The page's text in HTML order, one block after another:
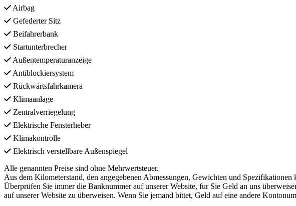
Airbag
Gefederter Sitz
Beifahrerbank
Startunterbrecher
Außentemperaturanzeige
Antiblockiersystem
Rückwärtsfahrkamera
Klimaanlage
Zentralverriegelung
Elektrische Fensterheber
Klimakontrolle
Elektrisch verstellbare Außenspiegel
Alle genannten Preise sind ohne Mehrwertsteuer.
Aus dem Kilometerstand, den angegebenen Abmessungen, Gewichten und Spezifikationen
Überprüfen Sie immer die Banknummer auf unserer Website, fur Sie Geld an uns
auf unserer Website zu überweisen. Wenn Sie jemand bittet, Geld auf eine andere